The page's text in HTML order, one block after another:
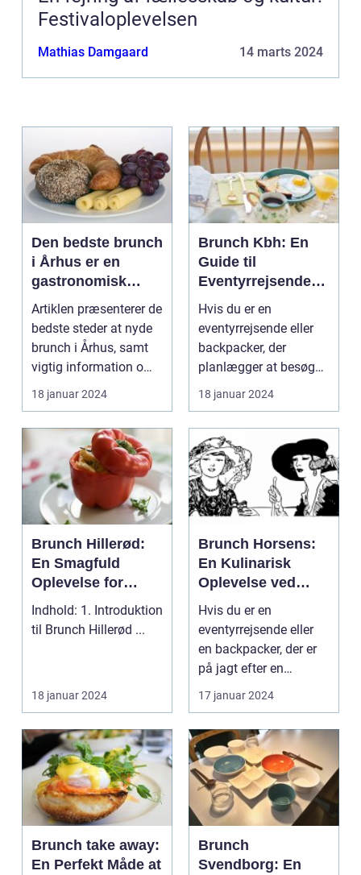
Festivaloplevelsen
Mathias Damgaard 14 marts 2024
Den bedste brunch
i Århus er en
gastronomisk
oplevelse, der
tilbyder et varieret
udvalg af lækre
retter, der passer
til både
morgenmad og
frokost
Artiklen præsenterer de
bedste steder at nyde
brunch i Århus, samt
vigtig information om
åbningstide...
18 januar 2024
Brunch Kbh: En
Guide til
Eventyrrejsende
og Backpackere
Hvis du er en
eventyrrejsende eller
backpacker, der
planlægger at besøge
København, så er der
en mad...
18 januar 2024
Brunch Hillerød:
En Smagfuld
Oplevelse for
Eventyrrejsende
og Backpackere
Indhold: 1. Introduktion
til Brunch Hillerød ...
18 januar 2024
Brunch Horsens:
En Kulinarisk
Oplevelse ved
Fodsporene af
Historien
Hvis du er en
eventyrrejsende eller
en backpacker, der er
på jagt efter en
kulinarisk oplevelse i
Ho...
17 januar 2024
Brunch take away:
En Perfekt Måde at
Brunch
Svendborg: En